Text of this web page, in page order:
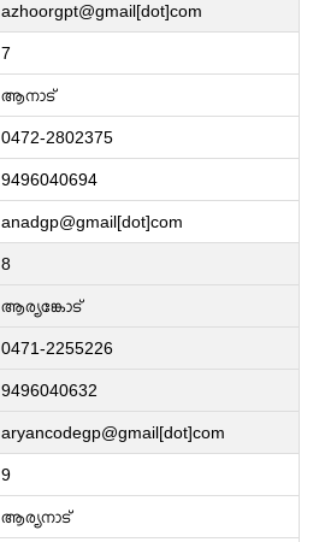
azhoorgpt@gmail[dot]com
7
ആനാട്
0472-2802375
9496040694
anadgp@gmail[dot]com
8
ആര്യങ്കോട്
0471-2255226
9496040632
aryancodegp@gmail[dot]com
9
ആര്യനാട്